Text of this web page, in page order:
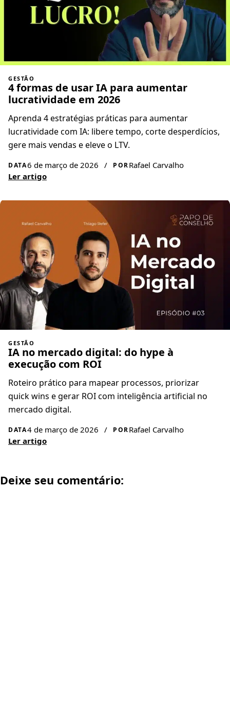
GESTÃO
4 formas de usar IA para aumentar
lucratividade em 2026
Aprenda 4 estratégias práticas para aumentar
lucratividade com IA: libere tempo, corte desperdícios,
gere mais vendas e eleve o LTV.
DATA6 de março de 2026 / PORRafael Carvalho
Ler artigo
GESTÃO
IA no mercado digital: do hype à
execução com ROI
Roteiro prático para mapear processos, priorizar
quick wins e gerar ROI com inteligência artificial no
mercado digital.
DATA4 de março de 2026 / PORRafael Carvalho
Ler artigo
Deixe seu comentário: